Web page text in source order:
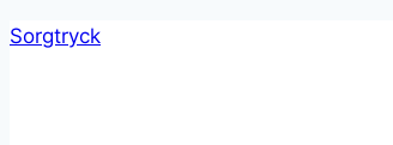
Skip
Sorgtryck